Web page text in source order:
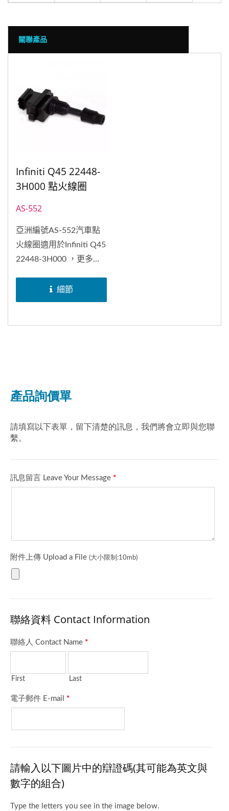
關聯產品
Infiniti Q45 22448-
3H000 點火線圈
AS-552
亞洲編號AS-552汽車點
火線圈適用於Infiniti Q45
22448-3H000 ，更多適
考下列資訊。亞洲交通器
材股份有限公司為一家致
來已有50年的歷史。我們
為客戶提供高質量及合適
圈，亞洲交通也是專業的
壓線圈、喇叭製造商。我
們的線圈產品須通過
1000小時之高溫耐久作
細節